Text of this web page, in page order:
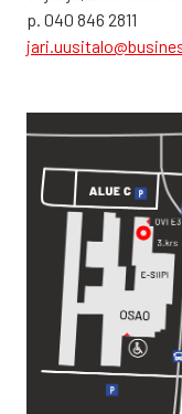
p. 040 846 2811